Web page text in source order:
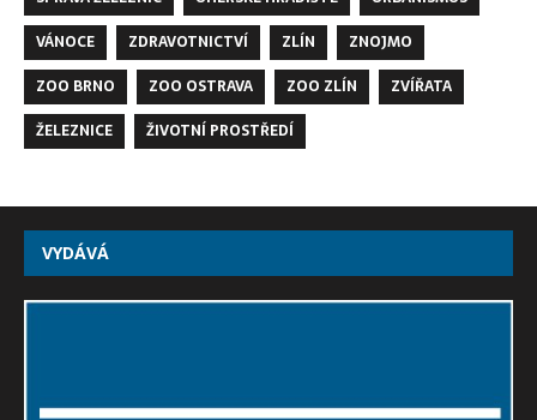
VÁNOCE
ZDRAVOTNICTVÍ ZLÍN
ZNOJMO
ZOO BRNO
ZOO OSTRAVA ZOO ZLÍN
ZVÍŘATA
ŽELEZNICE
ŽIVOTNÍ PROSTŘEDÍ
VYDÁVÁ